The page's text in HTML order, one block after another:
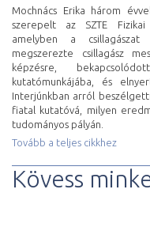
Mochnács Erika három
szerepelt az SZTE
amelyben a
megszerezte csillagász
képzésre,
kutatómunkájába, és
Interjúnkban arról
fiatal kutatóvá, milyen
tudományos pályán.
Tovább a teljes cikkhez
Kövess